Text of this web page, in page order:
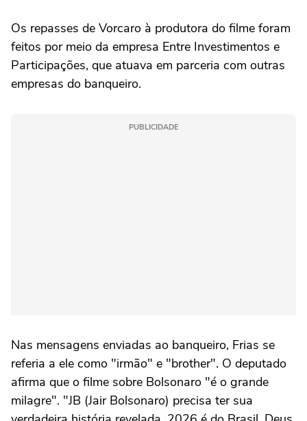
Os repasses de Vorcaro à produtora do filme foram
feitos por meio da empresa Entre Investimentos e
Participações, que atuava em parceria com outras
empresas do banqueiro.
PUBLICIDADE
Nas mensagens enviadas ao banqueiro, Frias se
referia a ele como "irmão" e "brother". O deputado
afirma que o filme sobre Bolsonaro "é o grande
milagre". "JB (Jair Bolsonaro) precisa ter sua